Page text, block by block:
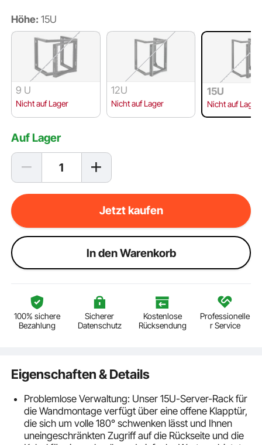
Höhe: 15U
9 U
Nicht auf Lager
12U
Nicht auf Lager
15U
Nicht auf Lager
Auf Lager
Jetzt kaufen
ln den Warenkorb
100% sichere
Bezahlung
Sicherer
Datenschutz
Kostenlose
Rücksendung
Professionelle
r Service
Eigenschaften & Details
Problemlose Verwaltung: Unser 15U-Server-Rack für
die Wandmontage verfügt über eine offene Klapptür,
die sich um volle 180° schwenken lässt und Ihnen
uneingeschränkten Zugriff auf die Rückseite und die